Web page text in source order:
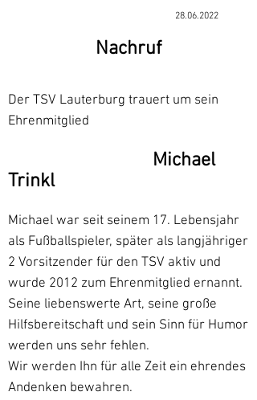
28.06.2022
Nachruf
Der TSV Lauterburg trauert um sein
Ehrenmitglied
Michael
Trinkl
Michael war seit seinem 17. Lebensjahr
als Fußballspieler, später als langjähriger
2 Vorsitzender für den TSV aktiv und
wurde 2012 zum Ehrenmitglied ernannt.
Seine liebenswerte Art, seine große
Hilfsbereitschaft und sein Sinn für Humor
werden uns sehr fehlen.
Wir werden Ihn für alle Zeit ein ehrendes
Andenken bewahren.